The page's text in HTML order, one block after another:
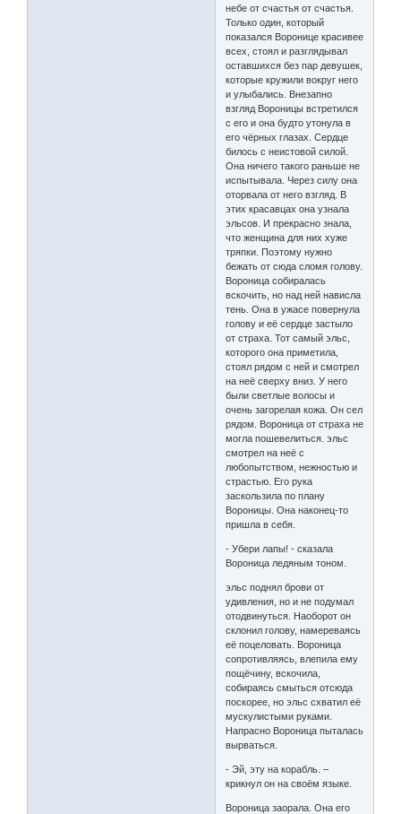
небе от счастья от счастья.
Только один, который
показался Воронице красивее
всех, стоял и разглядывал
оставшихся без пар девушек,
которые кружили вокруг него
и улыбались. Внезапно
взгляд Вороницы встретился
с его и она будто утонула в
его чёрных глазах. Сердце
билось с неистовой силой.
Она ничего такого раньше не
испытывала. Через силу она
оторвала от него взгляд. В
этих красавцах она узнала
эльсов. И прекрасно знала,
что женщина для них хуже
тряпки. Поэтому нужно
бежать от сюда сломя голову.
Вороница собиралась
вскочить, но над ней нависла
тень. Она в ужасе повернула
голову и её сердце застыло
от страха. Тот самый эльс,
которого она приметила,
стоял рядом с ней и смотрел
на неё сверху вниз. У него
были светлые волосы и
очень загорелая кожа. Он сел
рядом. Вороница от страха не
могла пошевелиться. эльс
смотрел на неё с
любопытством, нежностью и
страстью. Его рука
заскользила по плану
Вороницы. Она наконец-то
пришла в себя.
- Убери лапы! - сказала
Вороница ледяным тоном.
эльс поднял брови от
удивления, но и не подумал
отодвинуться. Наоборот он
склонил голову, намереваясь
её поцеловать. Вороница
сопротивляясь, влепила ему
пощёчину, вскочила,
собираясь смыться отсюда
поскорее, но эльс схватил её
мускулистыми руками.
Напрасно Вороница пыталась
вырваться.
- Эй, эту на корабль. –
крикнул он на своём языке.
Вороница заорала. Она его